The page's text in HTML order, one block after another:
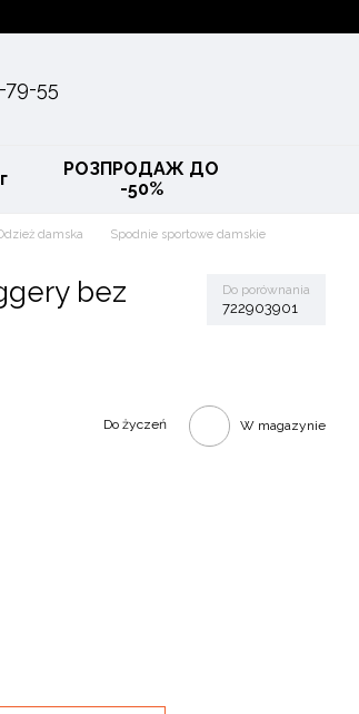
79-55
РОЗПРОДАЖ ДО
-50%
damska
Spodnie sportowe damskie
bez
Do porównania
722903901
Do życzeń W magazynie